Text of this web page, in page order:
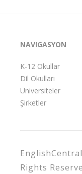
NAVIGASYON
K-12 Okullar
Dil Okulları
Üniversiteler
Şirketler
Rights